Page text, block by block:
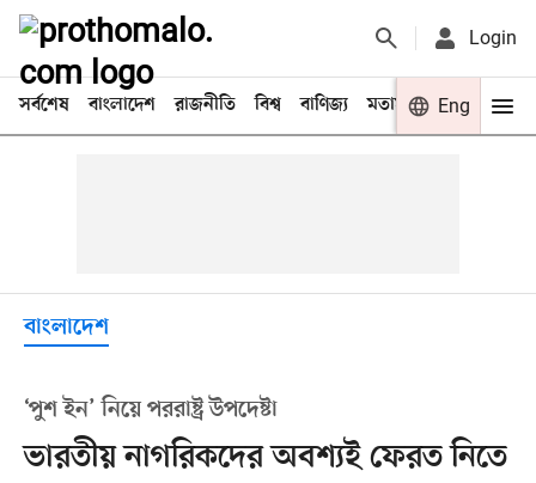
Login
সর্বশেষ বাংলাদেশ রাজনীতি বিশ্ব বাণিজ্য মতামত খেলা
Eng
বাংলাদেশ
‘পুশ ইন’ নিয়ে পররাষ্ট্র উপদেষ্টা
ভারতীয় নাগরিকদের অবশ্যই ফেরত নিতে